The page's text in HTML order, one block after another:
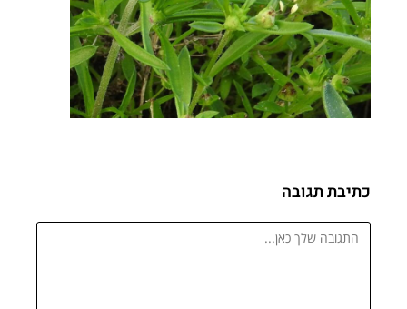
כתיבת תגובה